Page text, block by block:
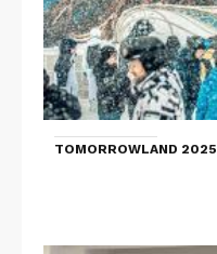
TOMORROWLAND 2025